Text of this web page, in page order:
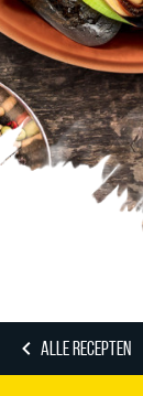
ALLE RECEPTEN